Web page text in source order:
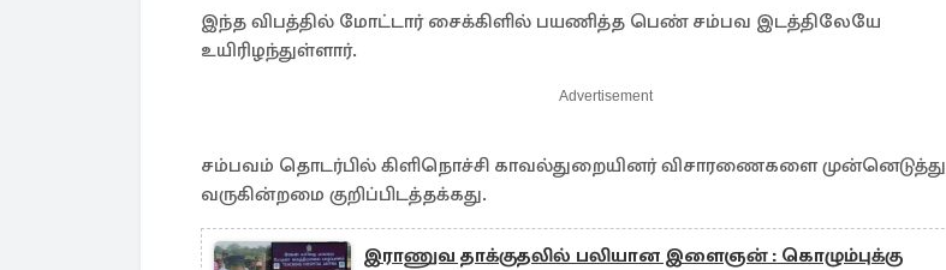
இந்த விபத்தில் மோட்டார் சைக்கிளில் பயணித்த பெண் சம்பவ இடத்திலேயே
உயிரிழந்துள்ளார்.
Advertisement
சம்பவம் தொடர்பில் கிளிநொச்சி காவல்துறையினர் விசாரணைகளை முன்னெடுத்து
வருகின்றமை குறிப்பிடத்தக்கது.
இராணுவ தாக்குதலில் பலியான இளைஞன் : கொழும்புக்கு